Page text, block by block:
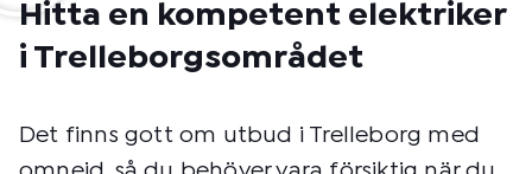
Hitta en kompetent elektriker
i Trelleborgsområdet
Det finns gott om utbud i Trelleborg med